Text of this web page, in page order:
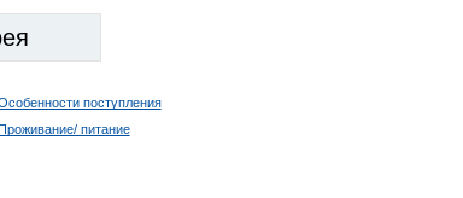
поступления
питание